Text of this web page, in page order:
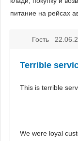
питание на рейсах
Гость
Terrible
This is terrible
We were loyal